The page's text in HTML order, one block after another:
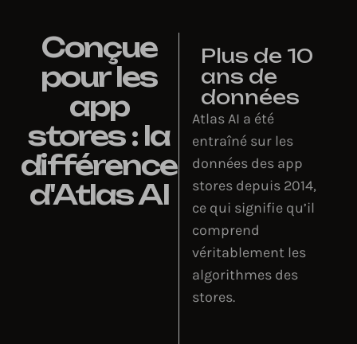
Conçue
pour les
app
stores : la
différence
d'Atlas AI
Plus de 10
ans de
données
Atlas AI a été
entraîné sur les
données des app
stores depuis 2014,
ce qui signifie qu’il
comprend
véritablement les
algorithmes des
stores.